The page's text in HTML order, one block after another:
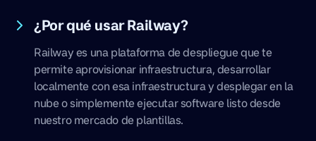
¿Por qué usar Railway?
Railway es una plataforma de despliegue que te
permite aprovisionar infraestructura, desarrollar
localmente con esa infraestructura y desplegar en la
nube o simplemente ejecutar software listo desde
nuestro mercado de plantillas.